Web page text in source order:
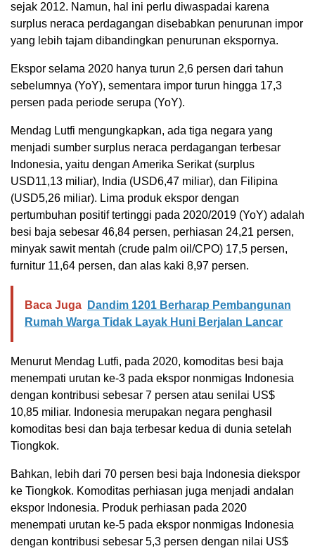
sejak 2012. Namun, hal ini perlu diwaspadai karena
surplus neraca perdagangan disebabkan penurunan impor
yang lebih tajam dibandingkan penurunan ekspornya.
Ekspor selama 2020 hanya turun 2,6 persen dari tahun
sebelumnya (YoY), sementara impor turun hingga 17,3
persen pada periode serupa (YoY).
Mendag Lutfi mengungkapkan, ada tiga negara yang
menjadi sumber surplus neraca perdagangan terbesar
Indonesia, yaitu dengan Amerika Serikat (surplus
USD11,13 miliar), India (USD6,47 miliar), dan Filipina
(USD5,26 miliar). Lima produk ekspor dengan
pertumbuhan positif tertinggi pada 2020/2019 (YoY) adalah
besi baja sebesar 46,84 persen, perhiasan 24,21 persen,
minyak sawit mentah (crude palm oil/CPO) 17,5 persen,
furnitur 11,64 persen, dan alas kaki 8,97 persen.
Baca Juga
Dandim 1201 Berharap Pembangunan
Rumah Warga Tidak Layak Huni Berjalan Lancar
Menurut Mendag Lutfi, pada 2020, komoditas besi baja
menempati urutan ke-3 pada ekspor nonmigas Indonesia
dengan kontribusi sebesar 7 persen atau senilai US$
10,85 miliar. Indonesia merupakan negara penghasil
komoditas besi dan baja terbesar kedua di dunia setelah
Tiongkok.
Bahkan, lebih dari 70 persen besi baja Indonesia diekspor
ke Tiongkok. Komoditas perhiasan juga menjadi andalan
ekspor Indonesia. Produk perhiasan pada 2020
menempati urutan ke-5 pada ekspor nonmigas Indonesia
dengan kontribusi sebesar 5,3 persen dengan nilai US$